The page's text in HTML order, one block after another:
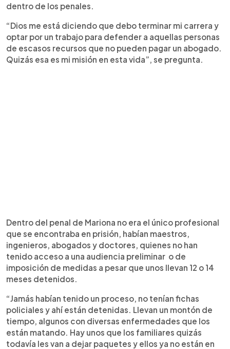
dentro de los penales.
“Dios me está diciendo que debo terminar mi carrera y
optar por un trabajo para defender a aquellas personas
de escasos recursos que no pueden pagar un abogado.
Quizás esa es mi misión en esta vida”, se pregunta.
Dentro del penal de Mariona no era el único profesional
que se encontraba en prisión, habían maestros,
ingenieros, abogados y doctores, quienes no han
tenido acceso a una audiencia preliminar o de
imposición de medidas a pesar que unos llevan 12 o 14
meses detenidos.
“Jamás habían tenido un proceso, no tenían fichas
policiales y ahí están detenidas. Llevan un montón de
tiempo, algunos con diversas enfermedades que los
están matando. Hay unos que los familiares quizás
todavía les van a dejar paquetes y ellos ya no están en